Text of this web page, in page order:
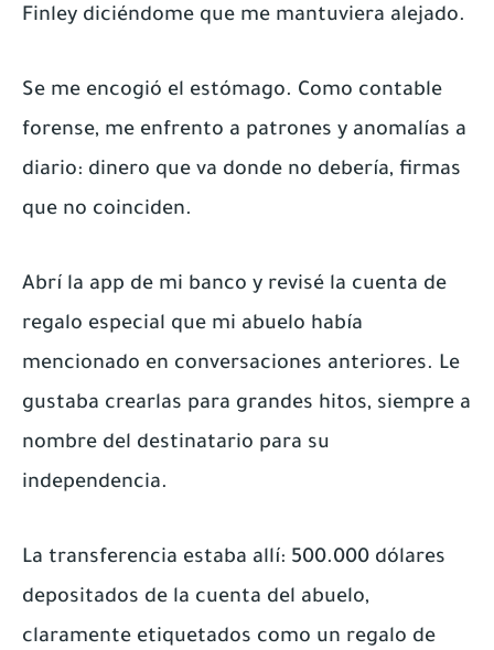
Finley diciéndome que me mantuviera alejado.
Se me encogió el estómago. Como contable
forense, me enfrento a patrones y anomalías a
diario: dinero que va donde no debería, firmas
que no coinciden.
Abrí la app de mi banco y revisé la cuenta de
regalo especial que mi abuelo había
mencionado en conversaciones anteriores. Le
gustaba crearlas para grandes hitos, siempre a
nombre del destinatario para su
independencia.
La transferencia estaba allí: 500.000 dólares
depositados de la cuenta del abuelo,
claramente etiquetados como un regalo de